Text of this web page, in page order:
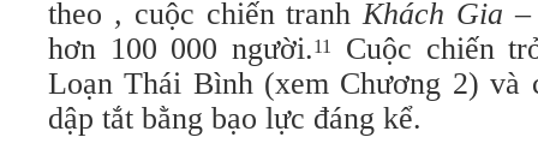
theo , cuộc chiến tranhKhách Gia
hơn 100 000 người.11
Cuộc chiến
Loạn Thái Bình (xem Chương 2) và
dập tắt bằng bạo lực đáng kể.